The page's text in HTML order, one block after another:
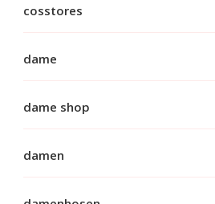
cosstores
dame
dame shop
damen